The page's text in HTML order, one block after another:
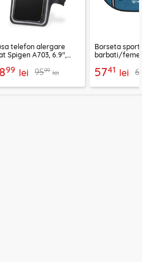
telefon alergare
Spigen A703, 6.9",
99 lei 9599 lei
Borseta
barbati/femei
5741 lei